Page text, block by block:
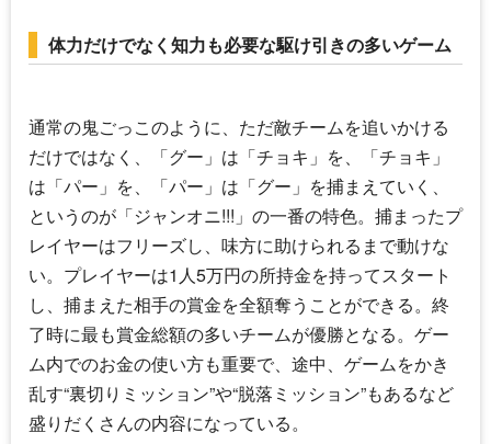
体力だけでなく知力も必要な駆け引きの多いゲーム
通常の鬼ごっこのように、ただ敵チームを追いかける
だけではなく、「グー」は「チョキ」を、「チョキ」
は「パー」を、「パー」は「グー」を捕まえていく、
というのが「ジャンオニ!!! 」の一番の特色。捕まったプ
レイヤーはフリーズし、味方に助けられるまで動けな
い。プレイヤーは1人5万円の所持金を持ってスタート
し、捕まえた相手の賞金を全額奪うことができる。終
了時に最も賞金総額の多いチームが優勝となる。ゲー
ム内でのお金の使い方も重要で、途中、ゲームをかき
乱す“裏切りミッション”や“脱落ミッション”もあるなど
盛りだくさんの内容になっている。